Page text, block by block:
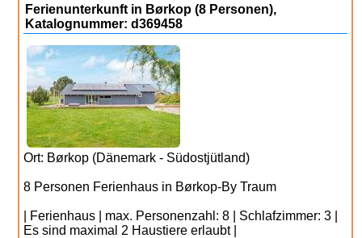
Ferienunterkunft in Børkop (8 Personen),
Katalognummer: d369458
Ort: Børkop (Dänemark - Südostjütland)
8 Personen Ferienhaus in Børkop-By Traum
| Ferienhaus | max. Personenzahl: 8 | Schlafzimmer: 3 |
Es sind maximal 2 Haustiere erlaubt |